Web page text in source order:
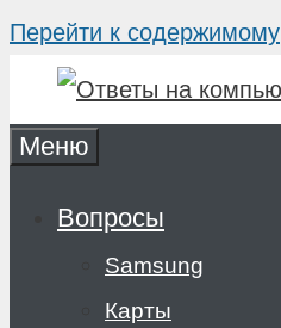
Перейти к содержимому
Меню
Вопросы
Samsung
Карты